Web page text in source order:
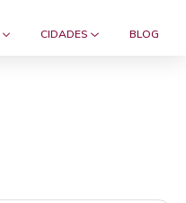
CIDADES BLOG